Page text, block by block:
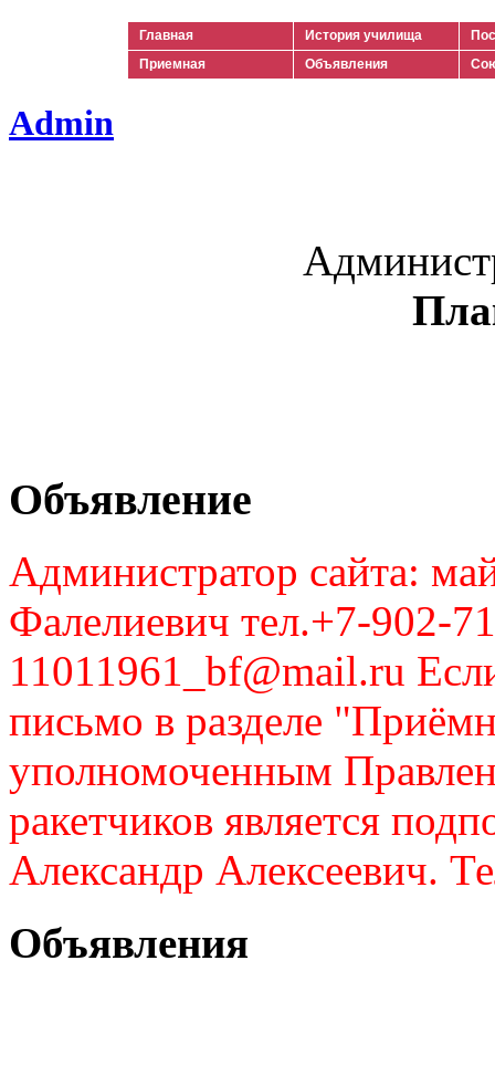
Главная История училища
Приемная
Объявления
Admin
Объявление
Администратор сайта:
Фалелиевич тел.+7-902-
11011961_bf@mail.ru
письмо в разделе
уполномоченным
ракетчиков является
Александр Алексеевич.
Объявления